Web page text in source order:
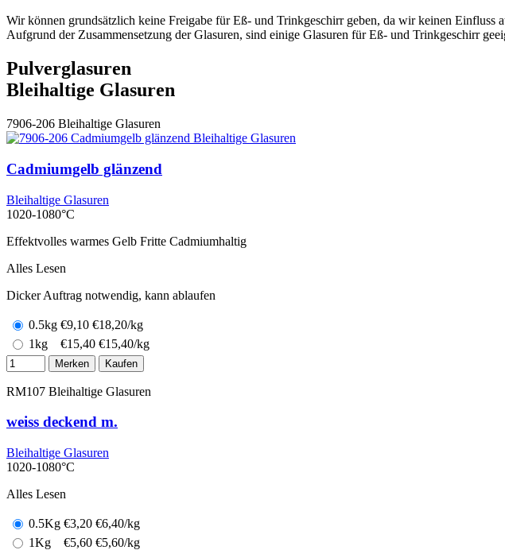
Wir können grundsätzlich keine Freigabe für Eß- und Trinkgeschirr geben, da wir keinen Einfluss
Aufgrund der Zusammensetzung der Glasuren, sind einige Glasuren für Eß- und Trinkgeschirr
Pulverglasuren
Bleihaltige Glasuren
7906-206 Bleihaltige Glasuren
Cadmiumgelb glänzend
Bleihaltige Glasuren
1020-1080°C
Effektvolles warmes Gelb Fritte Cadmiumhaltig
Alles Lesen
Dicker Auftrag notwendig, kann ablaufen
0.5kg €9,10 €18,20/kg
1kg
€15,40 €15,40/kg
Merken Kaufen
RM107 Bleihaltige Glasuren
weiss deckend m.
Bleihaltige Glasuren
1020-1080°C
Alles Lesen
0.5Kg €3,20 €6,40/kg
1Kg
€5,60 €5,60/kg